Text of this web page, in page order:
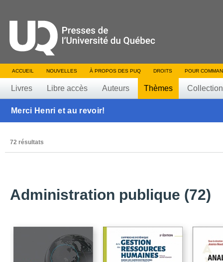
ACCUEIL NOUVELLES À PROPOS DES PUQ DROITS POUR
Livres Libre accès Auteurs Thèmes
Merci Henri et au revoir!
72 résultats
Administration publique (72)